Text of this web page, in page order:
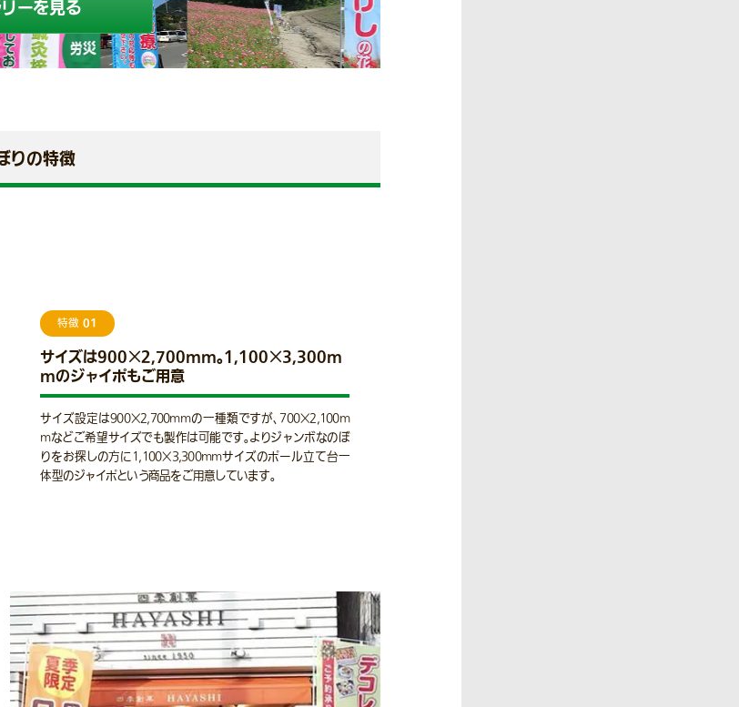
ーを見る
りの特徴
特徴01
サイズは900×2,700mm。1,100×3,300m
mのジャイポもご用意
サイズ設定は900×2,700mmの一種類ですが、700×2,100m
mなどご希望サイズでも製作は可能です。よりジャンボなのぼ
りをお探しの方に1,100×3,300mmサイズのポール立て台一
体型のジャイポという商品をご用意しています。